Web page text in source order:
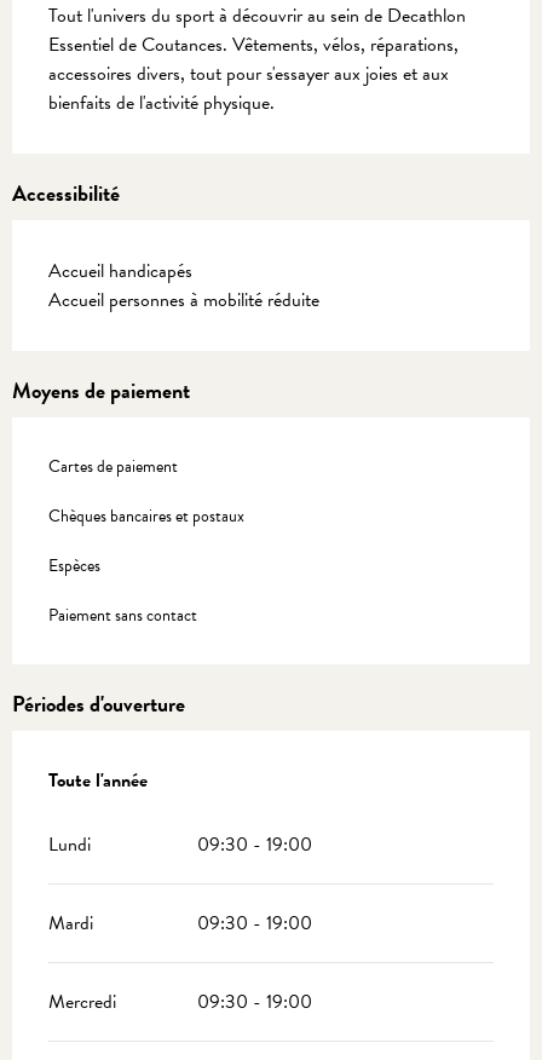
Tout l'univers du sport à découvrir au sein de Decathlon
Essentiel de Coutances. Vêtements, vélos, réparations,
accessoires divers, tout pour s'essayer aux joies et aux
bienfaits de l'activité physique.
Accessibilité
Accueil handicapés
Accueil personnes à mobilité réduite
Moyens de paiement
Cartes de paiement
Chèques bancaires et postaux
Espèces
Paiement sans contact
Périodes d'ouverture
Toute l'année
Toute l'année
Lundi 09:30 - 19:00
Mardi 09:30 - 19:00
Mercredi 09:30 - 19:00